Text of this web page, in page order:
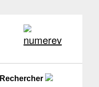
Rechercher